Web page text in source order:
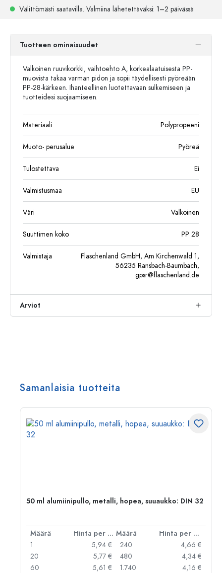
Välittömästi saatavilla. Valmiina lähetettäväksi: 1–2 päivässä
Tuotteen ominaisuudet
Valkoinen ruuvikorkki, vaihtoehto A, korkealaatuisesta PP-
muovista takaa varman pidon ja sopii täydellisesti pyöreään
PP-28-kärkeen. Ihanteellinen luotettavaan sulkemiseen ja
tuotteidesi suojaamiseen.
Materiaali Polypropeeni
Muoto- perusalue Pyöreä
Tulostettava Ei
Valmistusmaa EU
Väri Valkoinen
Suuttimen koko PP 28
Valmistaja
Flaschenland GmbH, Am Kirchenwald 1,
56235 Ransbach-Baumbach,
gpsr@flaschenland.de
Arviot
Samanlaisia tuotteita
50 ml alumiinipullo, metalli, hopea, suuaukko: DIN 32
Määrä Hinta per kpl Määrä
Hinta per kpl
1
5,94 €
20
5,77 €
60
5,61 €
240
4,66 €
480
4,34 €
1.740
4,16 €